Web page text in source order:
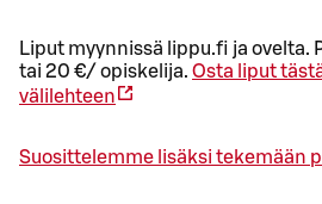
Liput myynnissä lippu.fi ja ovelta.
tai 20 €/ opiskelija. Osta liput
välilehteen
Suosittelemme lisäksi tekemään